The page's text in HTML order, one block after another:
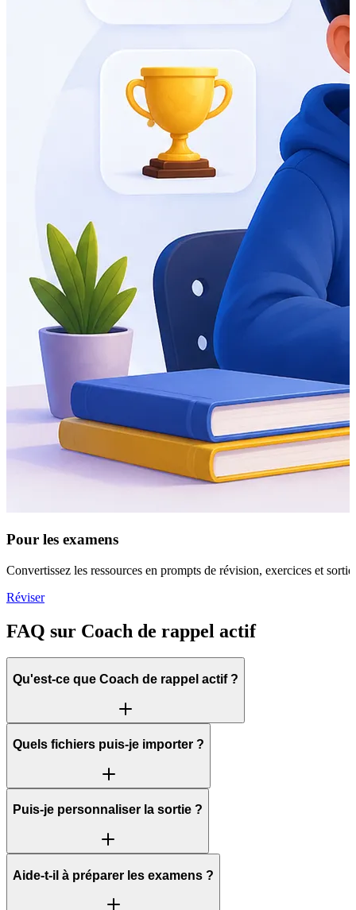
Pour les examens
Convertissez les ressources en prompts de révision, exercices et
Réviser
FAQ sur Coach de rappel actif
Qu'est-ce que Coach de rappel actif ?
Quels fichiers puis-je importer ?
Puis-je personnaliser la sortie ?
Aide-t-il à préparer les examens ?